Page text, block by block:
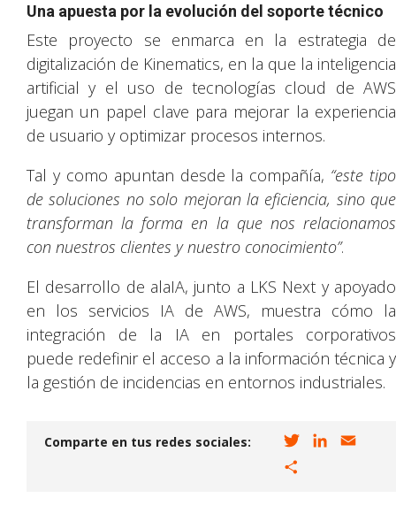
Una apuesta por la evolución del soporte técnico
Este proyecto se enmarca en la estrategia de
digitalización de Kinematics, en la que la inteligencia
artificial y el uso de tecnologías cloud de AWS
juegan un papel clave para mejorar la experiencia
de usuario y optimizar procesos internos.
Tal y como apuntan desde la compañía, “este tipo
de soluciones no solo mejoran la eficiencia, sino que
transforman la forma en la que nos relacionamos
con nuestros clientes y nuestro conocimiento”.
El desarrollo de alaIA, junto a LKS Next y apoyado
en los servicios IA de AWS, muestra cómo la
integración de la IA en portales corporativos
puede redefinir el acceso a la información técnica y
la gestión de incidencias en entornos industriales.
Comparte en tus redes sociales: